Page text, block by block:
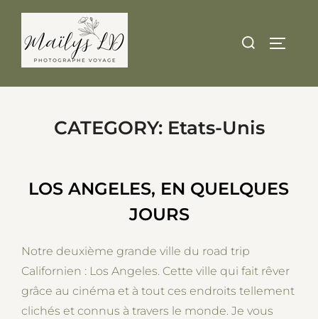
content
Search
CATEGORY: Etats-Unis
LOS ANGELES, EN QUELQUES
JOURS
Notre deuxième grande ville du road trip
Californien : Los Angeles. Cette ville qui fait rêver
grâce au cinéma et à tout ces endroits tellement
clichés et connus à travers le monde. Je vous